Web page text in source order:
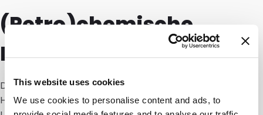
This website uses cookies
We use cookies to personalise content and ads, to
(Petro)chemische
Branche
DaklaPack versteht die einzigartigen
Herausforderungen der (petro)chemischen Branche.